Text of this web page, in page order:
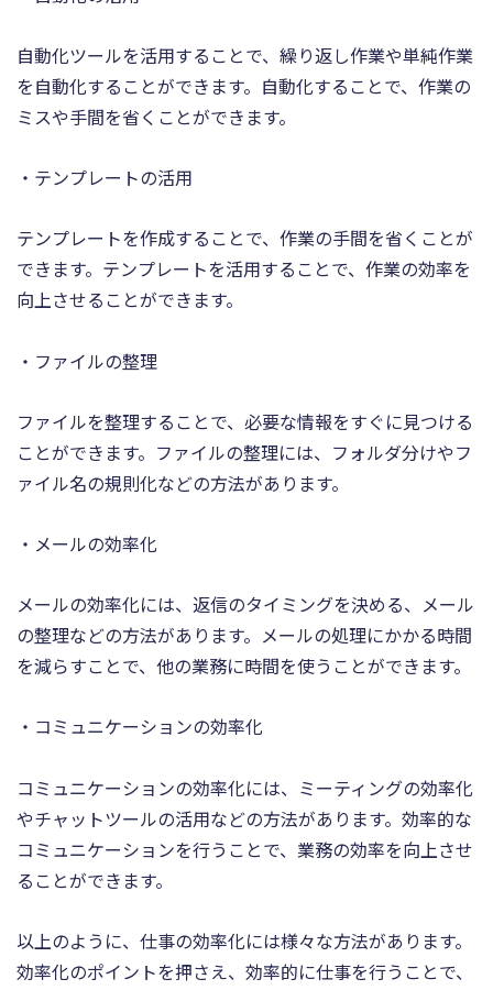
自動化ツールを活用することで、繰り返し作業や単純作業
を自動化することができます。自動化することで、作業の
ミスや手間を省くことができます。
・テンプレートの活用
テンプレートを作成することで、作業の手間を省くことが
できます。テンプレートを活用することで、作業の効率を
向上させることができます。
・ファイルの整理
ファイルを整理することで、必要な情報をすぐに見つける
ことができます。ファイルの整理には、フォルダ分けやフ
ァイル名の規則化などの方法があります。
・メールの効率化
メールの効率化には、返信のタイミングを決める、メール
の整理などの方法があります。メールの処理にかかる時間
を減らすことで、他の業務に時間を使うことができます。
・コミュニケーションの効率化
コミュニケーションの効率化には、ミーティングの効率化
やチャットツールの活用などの方法があります。効率的な
コミュニケーションを行うことで、業務の効率を向上させ
ることができます。
以上のように、仕事の効率化には様々な方法があります。
効率化のポイントを押さえ、効率的に仕事を行うことで、